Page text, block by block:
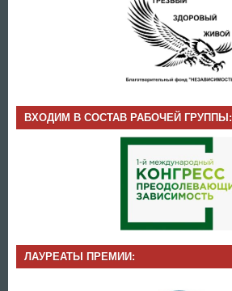
ВХОДИМ В СОСТАВ РАБОЧЕЙ ГРУППЫ:
ЛАУРЕАТЫ ПРЕМИИ: